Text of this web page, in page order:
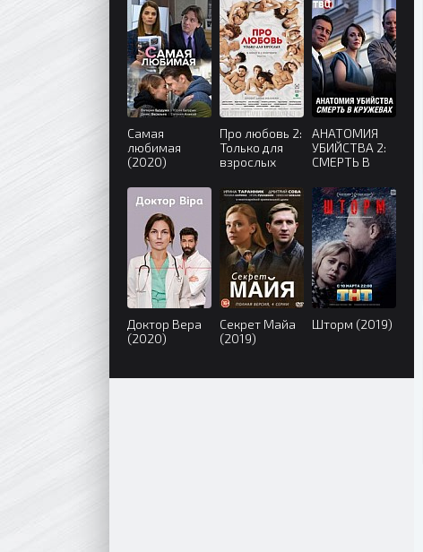
Самая
любимая
(2020)
Про любовь 2:
Только для
взрослых
АНАТОМИЯ
УБИЙСТВА 2:
СМЕРТЬ В
(2019)
Доктор Вера
(2020)
Секрет Майа
(2019)
Шторм (2019)